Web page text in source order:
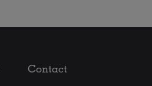
Contact